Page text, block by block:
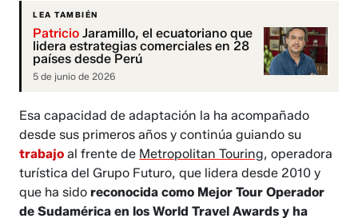
LEA TAMBIÉN
Patricio Jaramillo, el ecuatoriano que
lidera estrategias comerciales en 28
países desde Perú
5 de junio de 2026
Esa capacidad de adaptación la ha acompañado
desde sus primeros años y continúa guiando su
trabajo al frente de Metropolitan Touring, operadora
turística del Grupo Futuro, que lidera desde 2010 y
que ha sidoreconocida como Mejor Tour Operador
de Sudamérica en los World Travel Awards y ha